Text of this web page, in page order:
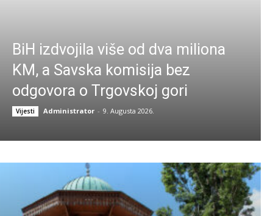
BiH izdvojila više od dva miliona
KM, a Savska komisija bez
odgovora o Trgovskoj gori
Vijesti Administrator - 9. Augusta 2026.